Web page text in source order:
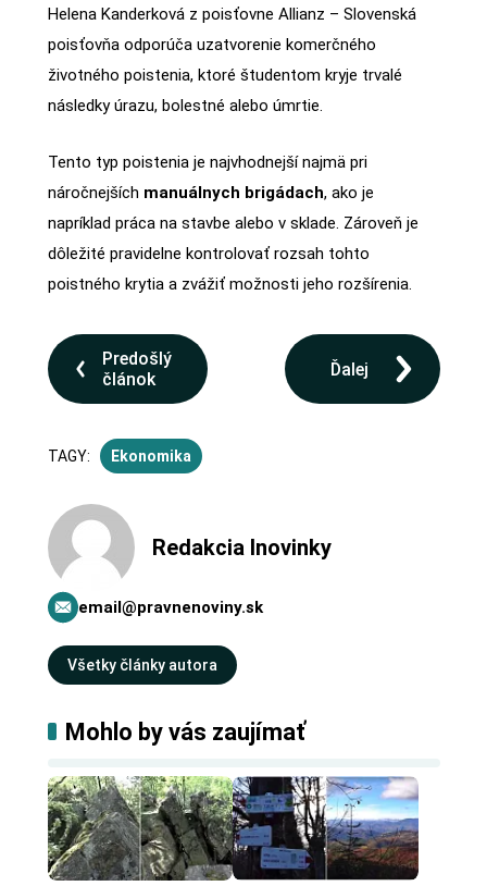
Helena Kanderková z poisťovne Allianz – Slovenská
poisťovňa odporúča uzatvorenie komerčného
životného poistenia, ktoré študentom kryje trvalé
následky úrazu, bolestné alebo úmrtie.
Tento typ poistenia je najvhodnejší najmä pri
náročnejších manuálnych brigádach, ako je
napríklad práca na stavbe alebo v sklade. Zároveň je
dôležité pravidelne kontrolovať rozsah tohto
poistného krytia a zvážiť možnosti jeho rozšírenia.
Predošlý
článok
Ďalej
TAGY: Ekonomika
Redakcia Inovinky
email@pravnenoviny.sk
Všetky články autora
Mohlo by vás zaujímať